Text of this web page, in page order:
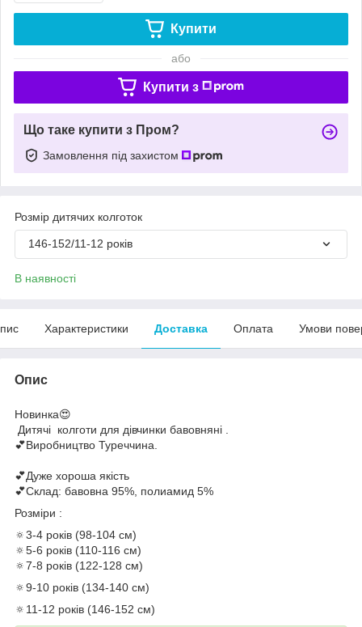
Купити
або
Купити з
Що таке купити з Пром?
Замовлення під захистом
Розмір дитячих колготок
146-152/11-12 років
В наявності
Характеристики Доставка Оплата Умови
Опис
Новинка😍
Дитячі колготи для дівчинки бавовняні .
💕Виробництво Туреччина.
💕Дуже хороша якість
💕Склад: бавовна 95%, полиамид 5%
Розміри :
🔅3-4 років (98-104 см)
🔅5-6 років (110-116 см)
🔅7-8 років (122-128 см)
🔅9-10 років (134-140 см)
🔅11-12 років (146-152 см)